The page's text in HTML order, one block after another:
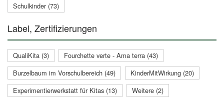
Schulkinder (73)
Label, Zertifizierungen
QualiKita (3)
Fourchette verte - Ama terra (43)
Burzelbaum im Vorschulbereich (49)
KinderMitWirkung (20)
Experimentierwerkstatt für Kitas (13)
Weitere (2)